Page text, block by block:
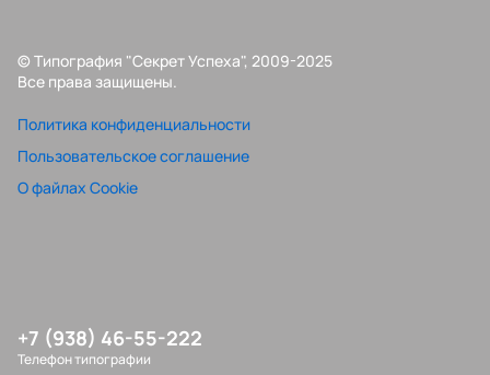
© Типография "Секрет Успеха", 2009-2025
Все права защищены.
Политика конфиденциальности
Пользовательское соглашение
О файлах Cookie
+7 (938) 46-55-222
Телефон типографии